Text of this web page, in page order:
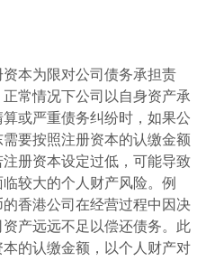
本为限对公司债务承担责
常情况下公司以自身资产承
或严重债务纠纷时，如果公
要按照注册资本的认缴金额
册资本设定过低，可能导致
较大的个人财产风险。例
香港公司在经营过程中因决
产远远不足以偿还债务。此
的认缴金额，以个人财产对